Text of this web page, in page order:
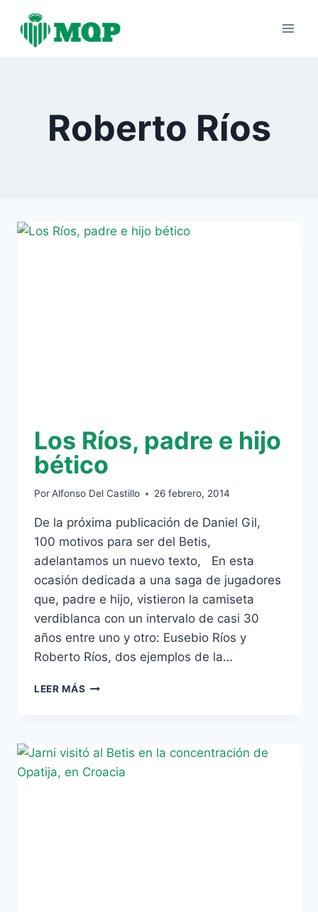
contenido
Roberto Ríos
Los Ríos, padre e hijo
bético
PorAlfonso Del Castillo 26 febrero, 2014
De la próxima publicación de Daniel Gil,
100 motivos para ser del Betis,
adelantamos un nuevo texto, En esta
ocasión dedicada a una saga de jugadores
que, padre e hijo, vistieron la camiseta
verdiblanca con un intervalo de casi 30
años entre uno y otro: Eusebio Ríos y
Roberto Ríos, dos ejemplos de la…
LEER MÁS LOS
HIJO
BÉTICO